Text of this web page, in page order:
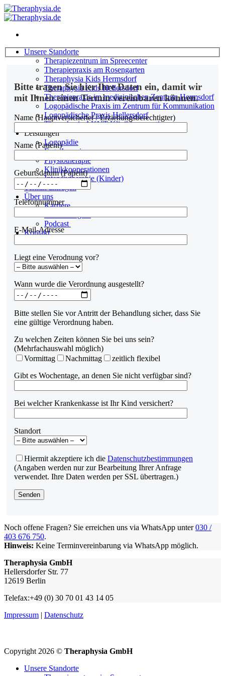
Zum
Inhalt
Unsere Standorte
Therapiezentrum im Spreecenter
Therapiepraxis am Rosengarten
Theraphysia Kids Hermsdorf
Theraphysia Kids Hellersdorf
Therapiepraxis im medizinischen Zentrum Hermsdorf
Logopädische Praxis im Zentrum für Kommunikation
Logopädische Praxis Hellersdorf
Theraphysia AKUT Klinikkooperationen
Leistungen
Logopädie
Ergotherapie
Physiotherapie
Klinikkooperationen
Intensivtherapie (Kinder)
Termin anfragen
Über uns
Karriere
Podcast
Kontakt
Bitte tragen Sie hier Ihre Daten ein, damit wir
mit Ihnen einen Termin vereinbaren können.
Name (Hauptversicherter / Erziehungsberechtigter)
Name (Patient)
Geburtsdatum (Patient)
Telefonnummer
E-Mail-Adresse
Liegt eine Verodnung vor?
Wann wurde die Verordnung ausgestellt?
Bitte stellen Sie vor Antritt der Behandlung sicher, dass Sie
eine gültige Verordnung haben.
Zu welchen Zeiten können Sie bei uns sein?
(Mehrfachauswahl möglich)
Vormittag
Nachmittag
zeitlich flexibel
Gibt es Wochentage, an denen Sie nicht verfügbar sind?
Bei welcher Krankenkasse ist Ihr Kind versichert?
Standort
Hiermit akzeptiere ich die Datenschutzbestimmungen
(Angaben werden nur zur Bearbeitung Ihrer Anfrage
verwendet. Ihre Daten werden per SSL übertragen.)
Noch offene Fragen? Sie erreichen uns via WhatsApp unter030 /
403 676 750.
Hinweis: Keine Terminvereinbarung via WhatsApp möglich.
Theraphysia GmbH
Hellersdorfer Str. 77
12619 Berlin
Telefax:+49 (0) 30 70 01 43 14 05
Impressum | Datenschutz
Copyright 2026 © Theraphysia GmbH
Unsere Standorte